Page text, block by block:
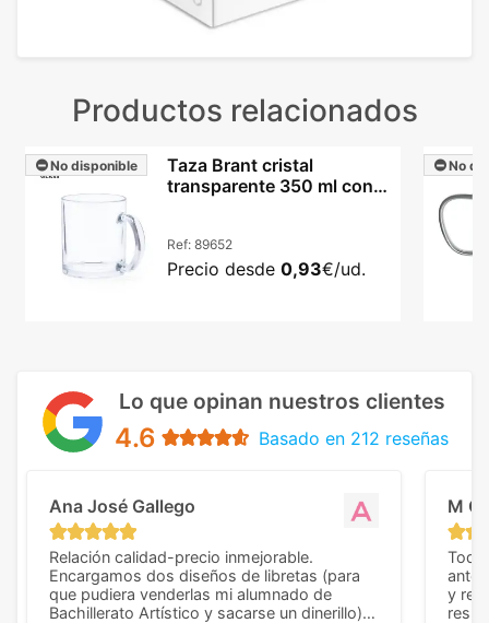
Productos relacionados
No disponible
Taza Brant cristal
transparente 350 ml con
Ref: 89652
Precio desde 0,93€/ud.
No
Lo que opinan nuestros clientes
4.6 Basado en 212 reseñas
Ana José Gallego
Relación calidad-precio inmejorable.
Encargamos dos diseños de libretas (para
que pudiera venderlas mi alumnado de
Bachillerato Artístico y sacarse un dinerillo) y
M C
Todo
y